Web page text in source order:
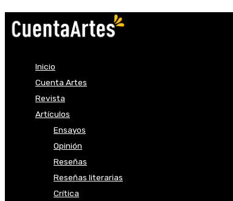
Inicio
Cuenta Artes
Revista
Artículos
Ensayos
Opinión
Reseñas
Reseñas literarias
Crítica